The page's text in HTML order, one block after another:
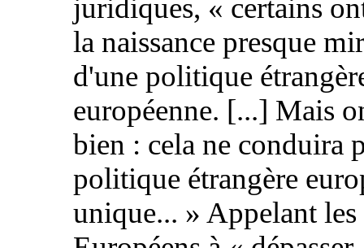
juridiques, « certains
la naissance presque
d'une politique
européenne. [...] Mais
bien : cela ne conduira
politique étrangère
unique... » Appelant les